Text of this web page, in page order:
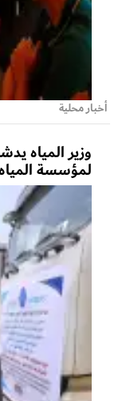
أخبار محلية
وزير المياه
لمؤسسة